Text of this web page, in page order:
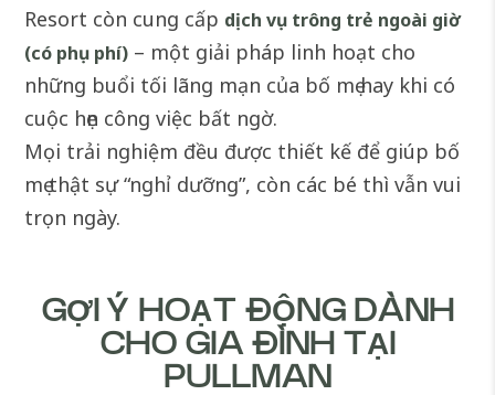
Resort còn cung cấp dịch vụ trông trẻ ngoài giờ
(có phụ phí) – một giải pháp linh hoạt cho
những buổi tối lãng mạn của bố mẹ hay khi có
cuộc hẹn công việc bất ngờ.
Mọi trải nghiệm đều được thiết kế để giúp bố
mẹ thật sự “nghỉ dưỡng”, còn các bé thì vẫn vui
trọn ngày.
GỢI Ý HOẠT ĐỘNG DÀNH
CHO GIA ĐÌNH TẠI
PULLMAN